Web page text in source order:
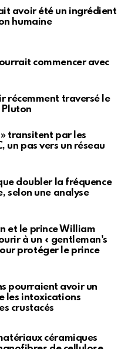
avoir été un ingrédient
humaine
commencer avec
récemment traversé le
transitent par les
un pas vers un réseau
doubler la fréquence
selon une analyse
et le prince William
à un « gentleman's
protéger le prince
pourraient avoir un
les intoxications
crustacés
céramiques